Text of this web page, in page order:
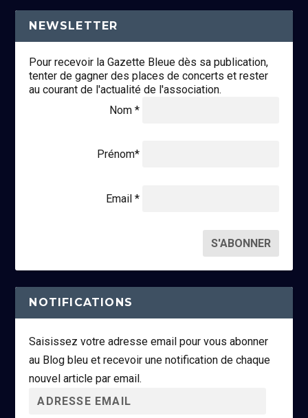
NEWSLETTER
Pour recevoir la Gazette Bleue dès sa publication,
tenter de gagner des places de concerts et rester
au courant de l'actualité de l'association.
Nom *
Prénom*
Email *
NOTIFICATIONS
Saisissez votre adresse email pour vous abonner
au Blog bleu et recevoir une notification de chaque
nouvel article par email.